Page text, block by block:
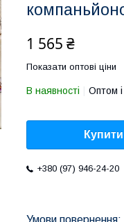
1 565 ₴
Показати оптові ціни
В наявності Оптом
Купити
+380 (97) 946-24-20